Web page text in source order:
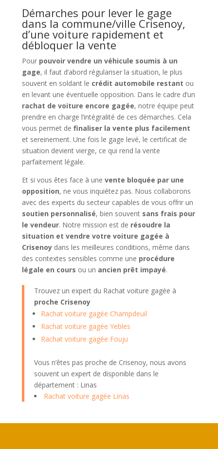
Démarches pour lever le gage
dans la commune/ville Crisenoy,
d’une voiture rapidement et
débloquer la vente
Pour pouvoir vendre un véhicule soumis à un
gage, il faut d’abord régulariser la situation, le plus
souvent en soldant le crédit automobile restant ou
en levant une éventuelle opposition. Dans le cadre d’un
rachat de voiture encore gagée, notre équipe peut
prendre en charge l’intégralité de ces démarches. Cela
vous permet de finaliser la vente plus facilement
et sereinement. Une fois le gage levé, le certificat de
situation devient vierge, ce qui rend la vente
parfaitement légale.
Et si vous êtes face à une vente bloquée par une
opposition, ne vous inquiétez pas. Nous collaborons
avec des experts du secteur capables de vous offrir un
soutien personnalisé, bien souvent sans frais pour
le vendeur. Notre mission est de résoudre la
situation et vendre votre voiture gagée à
Crisenoydans les meilleures conditions, même dans
des contextes sensibles comme une procédure
légale en cours ou un ancien prêt impayé.
Trouvez un expert du Rachat voiture gagée à
proche Crisenoy
Rachat voiture gagée Champdeuil
Rachat voiture gagée Yebles
Rachat voiture gagée Fouju
Vous n’êtes pas proche de Crisenoy, nous avons
souvent un expert de disponible dans le
département : Linas
Rachat voiture gagée Linas